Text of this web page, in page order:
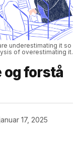
underestimating it so
of overestimating it.
forstå
17, 2025